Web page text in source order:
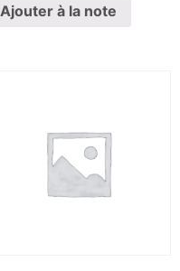
Ajouter à la note